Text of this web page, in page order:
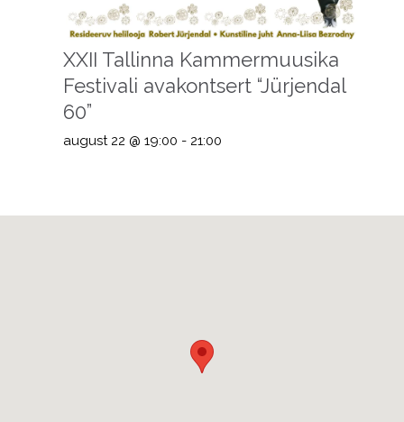
XXII Tallinna Kammermuusika
Festivali avakontsert “Jürjendal
60”
august 22 @ 19:00 - 21:00